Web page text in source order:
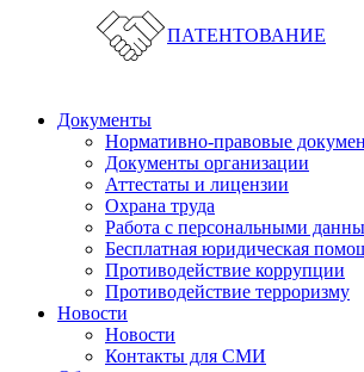
ПАТЕНТОВАНИЕ
Документы
Нормативно-правовые
Документы организации
Аттестаты и лицензии
Охрана труда
Работа с персональными
Бесплатная юридическая
Противодействие коррупции
Противодействие терроризму
Новости
Новости
Контакты для СМИ